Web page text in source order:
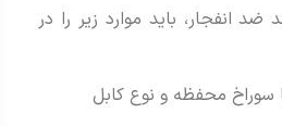
انفجار، باید موارد زیر را در
سوراخ محفظه و نوع کابل